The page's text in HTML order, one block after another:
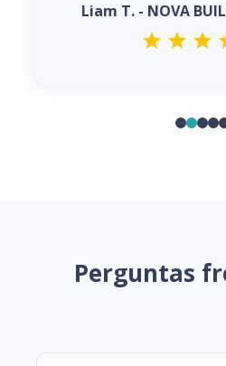
Liam T. - NOVA
Perguntas